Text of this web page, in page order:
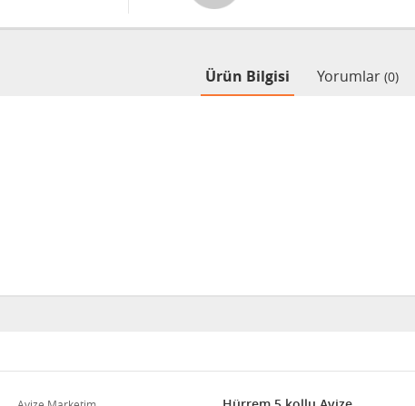
Ürün Bilgisi Yorumlar (0)